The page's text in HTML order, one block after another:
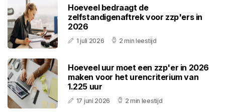
Hoeveel bedraagt de
zelfstandigenaftrek voor zzp'ers in
2026
1 juli 2026 2 min leestijd
Hoeveel uur moet een zzp'er in 2026
maken voor het urencriterium van
1.225 uur
17 juni 2026 2 min leestijd